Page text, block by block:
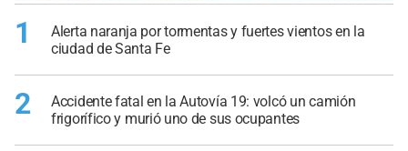
1
Alerta naranja por tormentas y fuertes vientos en la
ciudad de Santa Fe
2
Accidente fatal en la Autovía 19: volcó un camión
frigorífico y murió uno de sus ocupantes